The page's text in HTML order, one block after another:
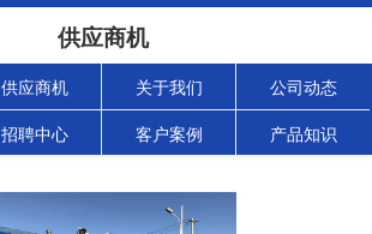
供应商机
供应商机 关于我们 公司动态
招聘中心 客户案例 产品知识